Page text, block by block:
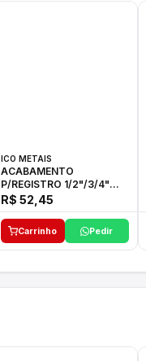
ICO METAIS
ACABAMENTO
P/REGISTRO 1/2"/3/4"
1416 C-50 ICO
R$ 52,45
Carrinho Pedir